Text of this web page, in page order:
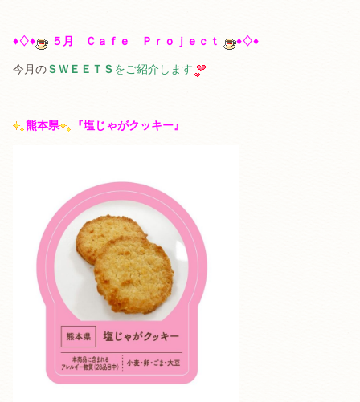
♦♢♦ ５ 月 Ｃａｆｅ Ｐｒｏｊｅｃｔ ♦♢♦
今月のＳＷＥＥＴＳをご紹介します
熊本県 『塩じゃがクッキー』